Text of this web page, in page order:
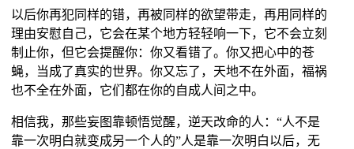
以后你再犯同样的错，再被同样的欲望带走，再用同样的
理由安慰自己，它会在某个地方轻轻响一下，它不会立刻
制止你，但它会提醒你：你又看错了。你又把心中的苍
蝇，当成了真实的世界。你又忘了，天地不在外面，福祸
也不全在外面，它们都在你的自成人间之中。
相信我，那些妄图靠顿悟觉醒，逆天改命的人：“人不是
靠一次明白就变成另一个人的”人是靠一次明白以后，无